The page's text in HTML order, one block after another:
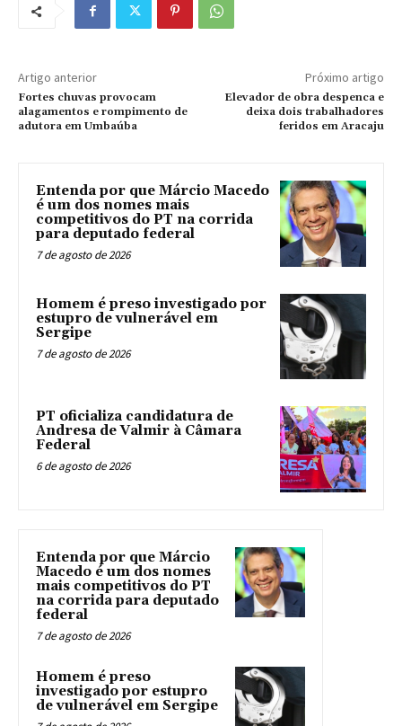
Artigo anterior
Fortes chuvas provocam
alagamentos e rompimento de
adutora em Umbaúba
Próximo artigo
Elevador de obra despenca e
deixa dois trabalhadores
feridos em Aracaju
Entenda por que Márcio Macedo
é um dos nomes mais
competitivos do PT na corrida
para deputado federal
7 de agosto de 2026
Homem é preso investigado por
estupro de vulnerável em
Sergipe
7 de agosto de 2026
PT oficializa candidatura de
Andresa de Valmir à Câmara
Federal
6 de agosto de 2026
Entenda por que Márcio
Macedo é um dos nomes
mais competitivos do PT
na corrida para deputado
federal
7 de agosto de 2026
Homem é preso
investigado por estupro
de vulnerável em Sergipe